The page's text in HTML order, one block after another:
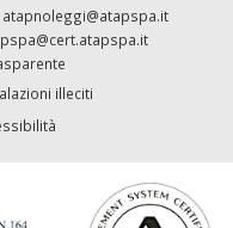
atapnoleggi@atapspa.it
illeciti